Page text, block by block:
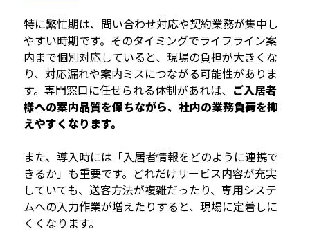
特に繁忙期は、問い合わせ対応や契約業務が集中し
やすい時期です。そのタイミングでライフライン案
内まで個別対応していると、現場の負担が大きくな
り、対応漏れや案内ミスにつながる可能性がありま
す。専門窓口に任せられる体制があれば、 ご入居者
様への案内品質を保ちながら、社内の業務負荷を抑
えやすくなります。
また、導入時には「入居者情報をどのように連携で
きるか」も重要です。どれだけサービス内容が充実
していても、送客方法が複雑だったり、専用システ
ムへの入力作業が増えたりすると、現場に定着しに
くくなります。